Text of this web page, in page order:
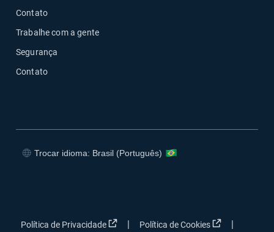
Contato
Trabalhe com a gente
Segurança
Contato
Trocar idioma: Brasil (Português)
Política de Privacidade Abrir em uma nova janela
| Política de Cookies Abrir em uma
|